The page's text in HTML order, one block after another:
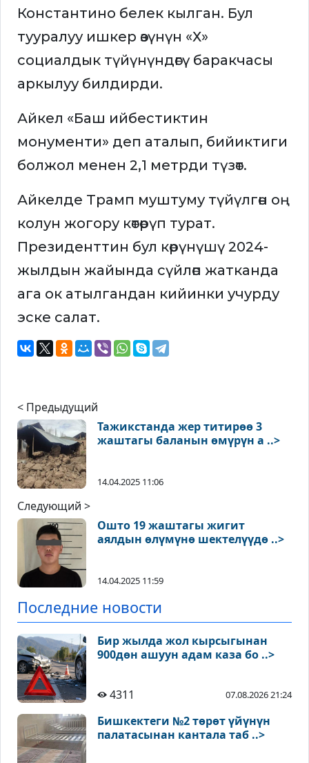
Константино белек кылган. Бул
тууралуу ишкер өзүнүн «Х»
социалдык түйүнүндөгү баракчасы
аркылуу билдирди.
Айкел «Баш ийбестиктин
монументи» деп аталып, бийиктиги
болжол менен 2,1 метрди түзөт.
Айкелде Трамп муштуму түйүлгөн оң
колун жогору көтөрүп турат.
Президенттин бул көрүнүшү 2024-
жылдын жайында сүйлөп жатканда
ага ок атылгандан кийинки учурду
эске салат.
< Предыдущий
Тажикстанда жер титирөө 3
жаштагы баланын өмүрүн а ..>
14.04.2025 11:06
Следующий >
Ошто 19 жаштагы жигит
аялдын өлүмүнө шектелүүдө ..>
14.04.2025 11:59
Последние новости
Бир жылда жол кырсыгынан
900дөн ашуун адам каза бо ..>
4311 07.08.2026 21:24
Бишкектеги №2 төрөт үйүнүн
палатасынан кантала таб ..>